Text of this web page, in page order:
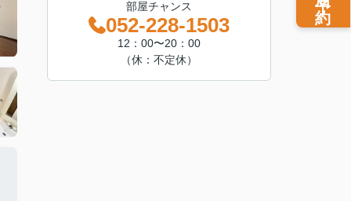
部屋チャンス
052-228-1503
12：00〜20：00
（休：不定休）